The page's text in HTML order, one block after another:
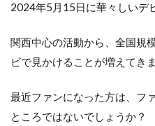
2024年5月15日に華々しいデ
関西中心の活動から、全国規
ビで見かけることが増えてき
最近ファンになった方は、フ
ところではないでしょうか？